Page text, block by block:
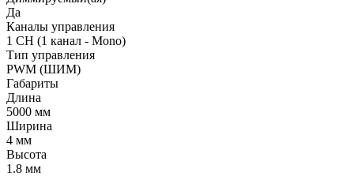
Да
Каналы управления
1 CH (1 канал - Mono)
Тип управления
PWM (ШИМ)
Габариты
Длина
5000 мм
Ширина
4 мм
Высота
1.8 мм